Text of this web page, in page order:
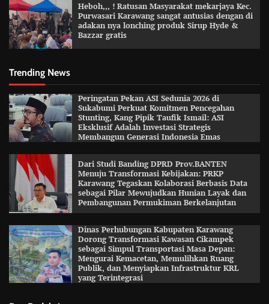
Heboh,,, ! Ratusan Masyarakat mekarjaya Kec.
Purwasari Karawang sangat antusias dengan di
adakan nya lonching produk Sirup Hyde &
Bazzar gratis
Trending News
Peringatan Pekan ASI Sedunia 2026 di
Sukabumi Perkuat Komitmen Pencegahan
Stunting, Kang Pipik Taufik Ismail: ASI
Eksklusif Adalah Investasi Strategis
Membangun Generasi Indonesia Emas
Dari Studi Banding DPRD Prov.BANTEN
Menuju Transformasi Kebijakan: PRKP
Karawang Tegaskan Kolaborasi Berbasis Data
sebagai Pilar Mewujudkan Hunian Layak dan
Pembangunan Permukiman Berkelanjutan
Dinas Perhubungan Kabupaten Karawang
Dorong Transformasi Kawasan Cikampek
sebagai Simpul Transportasi Masa Depan:
Mengurai Kemacetan, Memulihkan Ruang
Publik, dan Menyiapkan Infrastruktur KRL
yang Terintegrasi